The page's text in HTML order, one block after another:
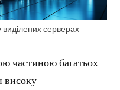
виділених серверах
частиною багатьох
високу